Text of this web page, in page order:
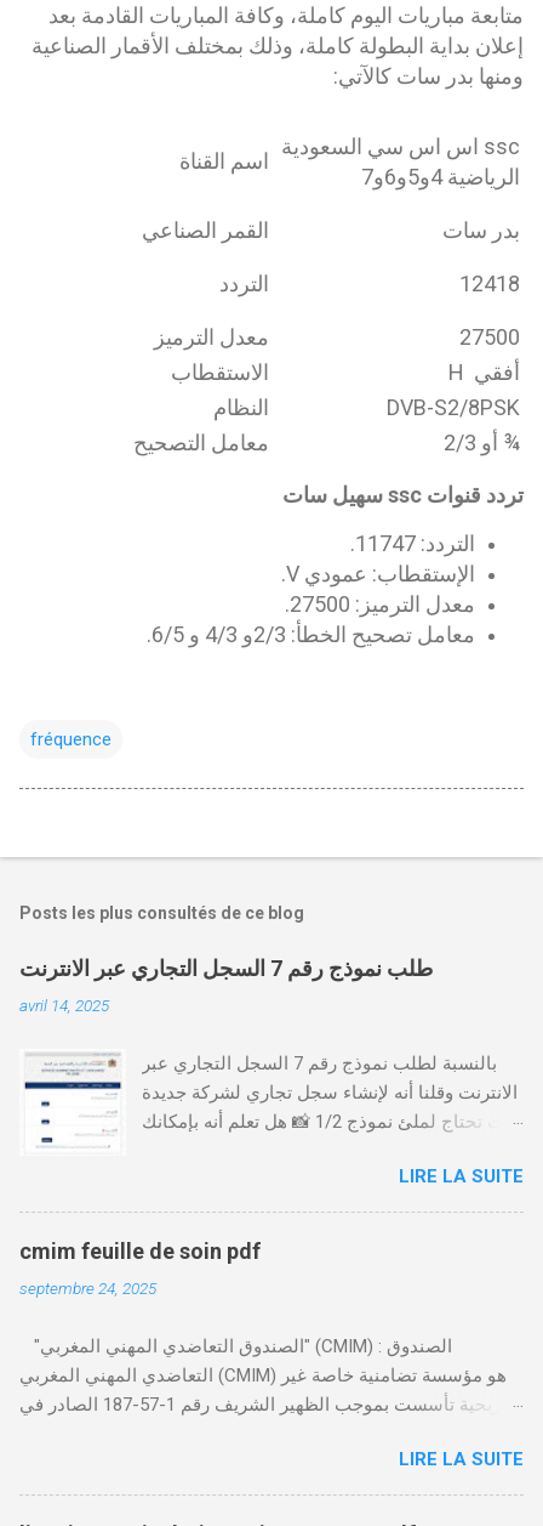
متابعة مباريات اليوم كاملة، وكافة المباريات القادمة بعد
إعلان بداية البطولة كاملة، وذلك بمختلف الأقمار الصناعية
ومنها بدر سات كالآتي:
ssc اس اس سي السعودية
الرياضية 4و5و6و7
اسم القناة
بدر سات القمر الصناعي
12418 التردد
27500
معدل الترميز
أفقي H
الاستقطاب
DVB-S2/8PSK
النظام
¾ أو 2/3
معامل التصحيح
تردد قنوات ssc سهيل سات
التردد: 11747.
الإستقطاب: عمودي V.
معدل الترميز: 27500.
معامل تصحيح الخطأ: 2/3و 4/3 و 6/5.
fréquence
Posts les plus consultés de ce blog
طلب نموذج رقم 7 السجل التجاري عبر الانترنت
avril 14, 2025
بالنسبة لطلب نموذج رقم 7 السجل التجاري عبر
الانترنت وقلنا أنه لإنشاء سجل تجاري لشركة جديدة
أنت تحتاج لملئ نموذج 1/2 📸 هل تعلم أنه بإمكانك
من خلال الموقع التابع لوزارة العدل، بدون الحاجة
للتنقل للمحكمة التجارية
https://servicesenligne.justice.gov.ma كيفية
طلب النموذجين 7 و 9 من الإنترنت في المغرب .
الخطوات: الدخول إلى موقع المحاكم-
المعلومات الشخصية إضافة معلومات الطالب .
دفع واجب الأداء 20 درهم عن طريق البطاقة
البنكية. تأكيد العملية . استلام النموذج في مدة
LIRE LA SUITE
cmim feuille de soin pdf
septembre 24, 2025
"الصندوق التعاضدي المهني المغربي" (CMIM) : الصندوق
التعاضدي المهني المغربي (CMIM) هو مؤسسة تضامنية خاصة غير
ربحية تأسست بموجب الظهير الشريف رقم 1-57-187 الصادر في
المهنية لفائدة الأجراء والعاملين في مختلف المقاولات المغربية. تدير
CMIM شبكة واسعة من المنخرطين وتعمل على تقديم تغطية صحية
شاملة تجمع بين التضامن وجودة الخدمة. Télécharger cmim feuille
LIRE LA SUITE